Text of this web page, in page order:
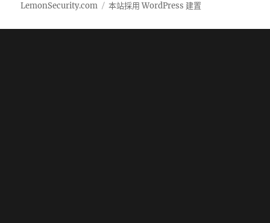
LemonSecurity.com 本站採用 WordPress 建置